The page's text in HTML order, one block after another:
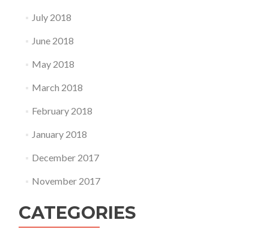
July 2018
June 2018
May 2018
March 2018
February 2018
January 2018
December 2017
November 2017
CATEGORIES